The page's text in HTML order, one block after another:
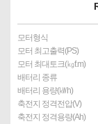
모터형식
모터 최고출력(PS)
모터 최대토크(㎏f.m)
배터리 종류
배터리 용량(㎾h)
축전지 정격전압(V)
축전지 정격용량(Ah)